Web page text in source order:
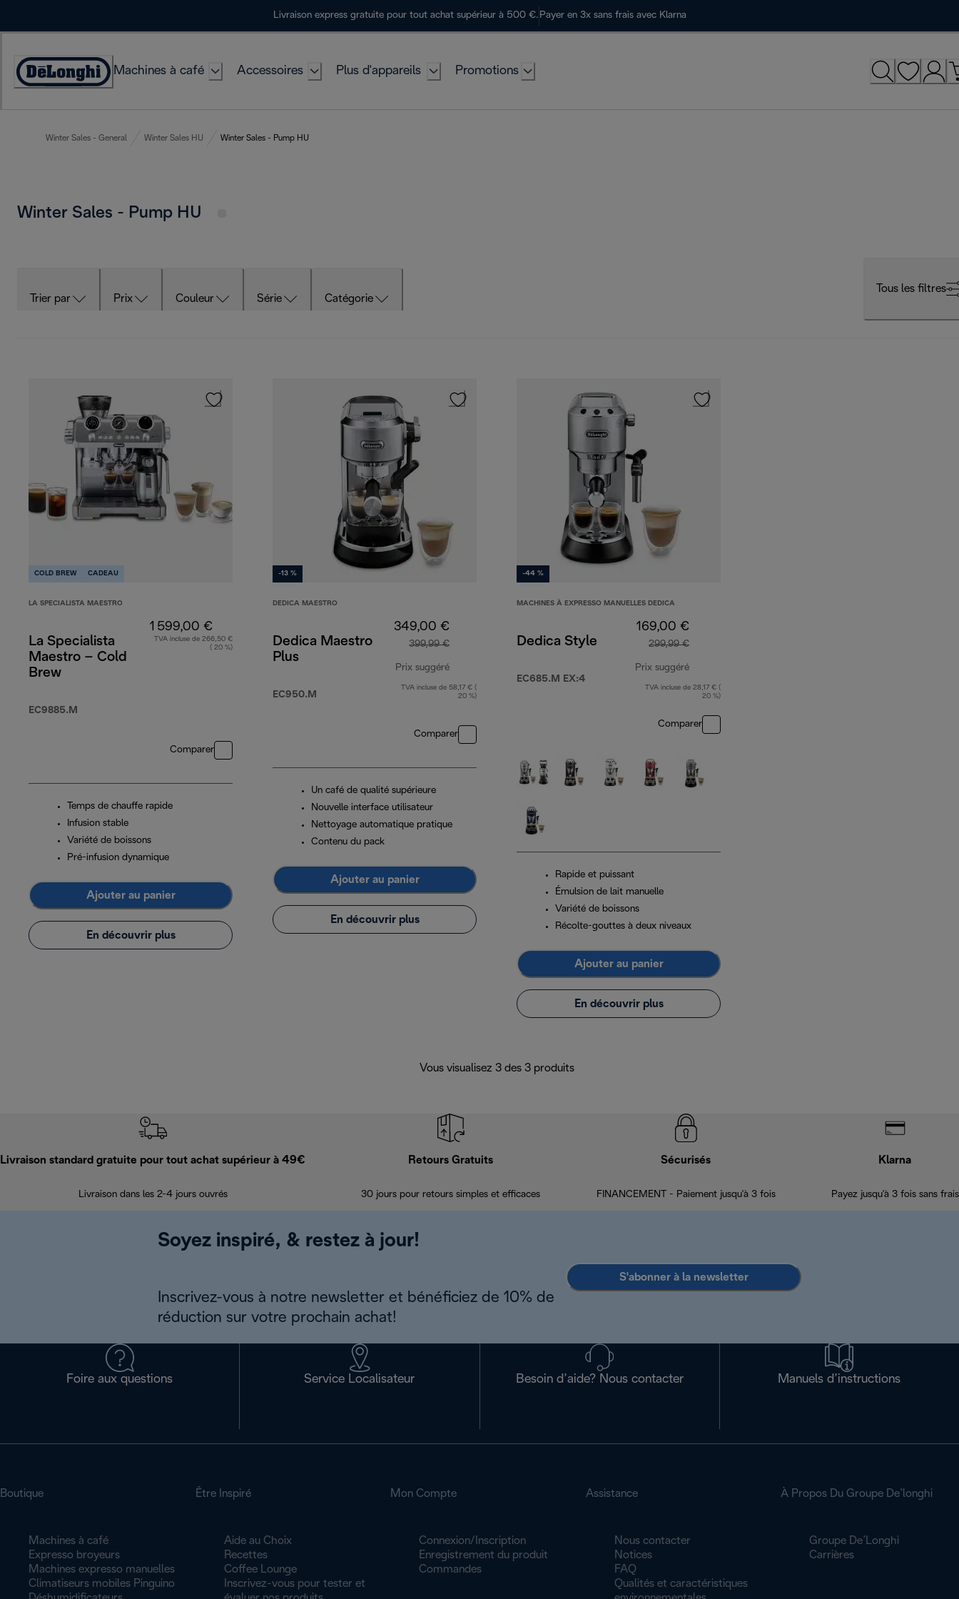
Livraison express gratuite pour tout achat supérieur à 500 €. Payer en 3x sans frais avec Klarna
Déclaration
Machines à café Accessoires Plus d'appareils Promotions
Winter Sales - General Winter Sales HU Winter Sales - Pump HU
Winter Sales - Pump HU
Trier par Prix Couleur Série Catégorie
Tous les filtres
COLD BREW CADEAU
LA SPECIALISTA MAESTRO
La Specialista
Maestro – Cold
Brew
EC9885.M
1 599,00 €
TVA incluse de 266,50 €
( 20 %)
Comparer
Temps de chauffe rapide
Infusion stable
Variété de boissons
Pré-infusion dynamique
Ajouter au panier
En découvrir plus
-13 %
DEDICA MAESTRO
Dedica Maestro
Plus
EC950.M
349,00 €
399,99 €
Prix suggéré
prix original 399,99 €
TVA incluse de 58,17 € (
20 %)
Comparer
Un café de qualité supérieure
Nouvelle interface utilisateur
Nettoyage automatique pratique
Contenu du pack
Ajouter au panier
En découvrir plus
-44 %
MACHINES À EXPRESSO MANUELLES DEDICA
Dedica Style
EC685.M EX:4
169,00 €
299,99 €
Prix suggéré
prix original 299,99 €
TVA incluse de 28,17 € (
20 %)
Comparer
Rapide et puissant
Émulsion de lait manuelle
Variété de boissons
Récolte-gouttes à deux niveaux
Ajouter au panier
En découvrir plus
Vous visualisez 3 des 3 produits
Livraison standard gratuite pour tout achat supérieur à 49€
Livraison dans les 2-4 jours ouvrés
Retours Gratuits
30 jours pour retours simples et efficaces
Sécurisés
FINANCEMENT - Paiement jusqu'à 3 fois
Klarna
Payez jusqu'à 3 fois sans frais
Soyez inspiré, & restez à jour!
Inscrivez-vous à notre newsletter et bénéficiez de 10% de
réduction sur votre prochain achat!
S'abonner à la newsletter
Foire aux questions Service Localisateur Besoin d’aide? Nous contacter Manuels d’instructions
Boutique
Machines à café
Expresso broyeurs
Machines expresso manuelles
Climatiseurs mobiles Pinguino
Être Inspiré
Aide au Choix
Recettes
Coffee Lounge
Inscrivez-vous pour tester et
Mon Compte
Connexion/Inscription
Enregistrement du produit
Commandes
Assistance
Nous contacter
Notices
FAQ
Qualités et caractéristiques
À Propos Du Groupe De’longhi
Groupe De’Longhi
Carrières